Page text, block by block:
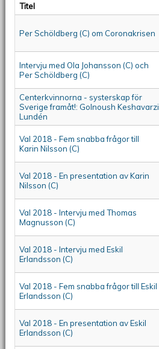
Titel
Per Schöldberg (C) om Coronakrisen
Intervju med Ola Johansson (C) och
Per Schöldberg (C)
Centerkvinnorna - systerskap för
Sverige framåt!: Golnoush Keshavarzi
Lundén
Val 2018 - Fem snabba frågor till
Karin Nilsson (C)
Val 2018 - En presentation av Karin
Nilsson (C)
Val 2018 - Intervju med Thomas
Magnusson (C)
Val 2018 - Intervju med Eskil
Erlandsson (C)
Val 2018 - Fem snabba frågor till Eskil
Erlandsson (C)
Val 2018 - En presentation av Eskil
Erlandsson (C)